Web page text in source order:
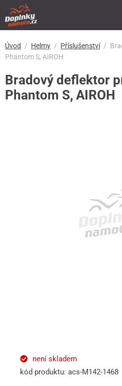
Úvod Helmy Příslušenství
Phantom S, AIROH
Bradový deflektor
Phantom S, AIROH
není skladem
kód produktu: acs-M142-1468